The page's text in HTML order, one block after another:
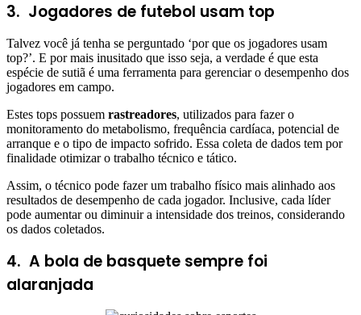
3. Jogadores de futebol usam top
Talvez você já tenha se perguntado ‘por que os jogadores usam
top?’. E por mais inusitado que isso seja, a verdade é que esta
espécie de sutiã é uma ferramenta para gerenciar o desempenho dos
jogadores em campo.
Estes tops possuem rastreadores, utilizados para fazer o
monitoramento do metabolismo, frequência cardíaca, potencial de
arranque e o tipo de impacto sofrido. Essa coleta de dados tem por
finalidade otimizar o trabalho técnico e tático.
Assim, o técnico pode fazer um trabalho físico mais alinhado aos
resultados de desempenho de cada jogador. Inclusive, cada líder
pode aumentar ou diminuir a intensidade dos treinos, considerando
os dados coletados.
4. A bola de basquete sempre foi
alaranjada